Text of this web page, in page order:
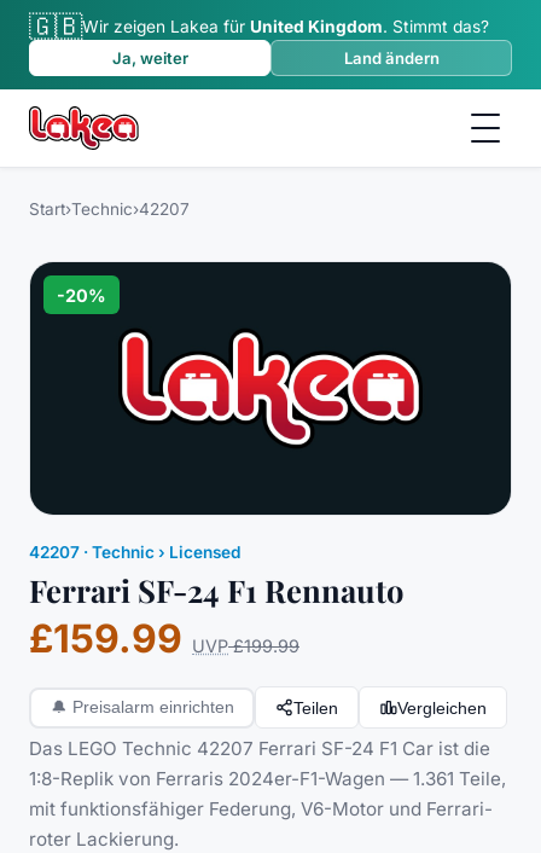
🇬🇧Wir zeigen Lakea für United Kingdom. Stimmt das?
Ja, weiter
Land ändern
Start›Technic›42207
-20%
42207 ·Technic› Licensed
Ferrari SF-24 F1 Rennauto
£159.99 UVP £199.99
🔔 Preisalarm einrichten Teilen Vergleichen
Das LEGO Technic 42207 Ferrari SF-24 F1 Car ist die
1:8-Replik von Ferraris 2024er-F1-Wagen — 1.361 Teile,
mit funktionsfähiger Federung, V6-Motor und Ferrari-
roter Lackierung.